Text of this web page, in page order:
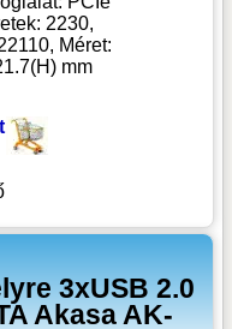
2230,
Méret:
mm
3xUSB 2.0
Akasa AK-